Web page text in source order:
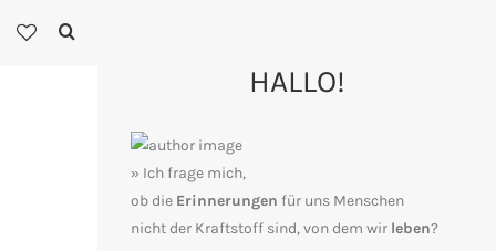
HALLO!
» Ich frage mich,
ob die Erinnerungen für uns Menschen
nicht der Kraftstoff sind, von dem wir leben?